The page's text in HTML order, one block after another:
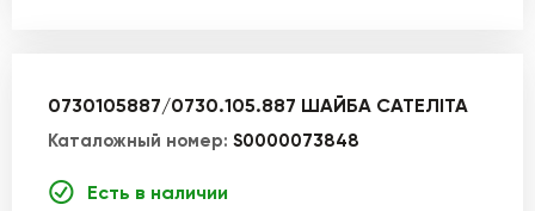
0730105887/0730.105.887 ШАЙБА САТЕЛІТА
Каталожный номер: S0000073848
Есть в наличии